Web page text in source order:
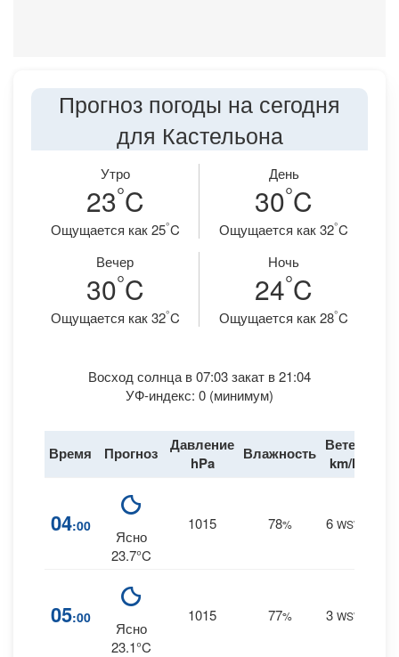
Прогноз погоды на сегодня
для Кастельона
Утро
23°C
Ощущается как 25°C
День
30°C
Ощущается как 32°C
Вечер
30°C
Ощущается как 32°C
Ночь
24°C
Ощущается как 28°C
Восход солнца в 07:03 закат в 21:04
УФ-индекс: 0 (минимум)
Время Прогноз
Давление
hPa
Влажность Ветер
km/h
04:00
Ясно
23.7°C
1015 78% 6 WSW
05:00
Ясно
23.1°C
1015 77% 3 WSW